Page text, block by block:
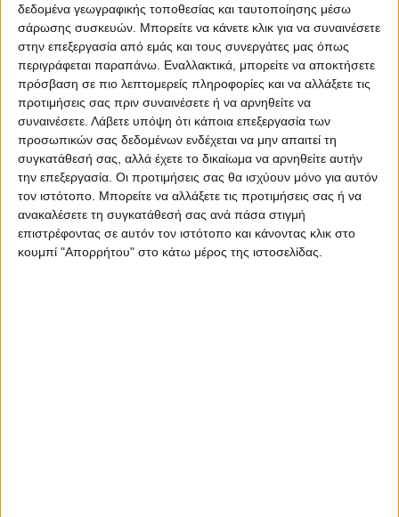
δεδομένα γεωγραφικής τοποθεσίας και ταυτοποίησης μέσω
σάρωσης συσκευών. Μπορείτε να κάνετε κλικ για να συναινέσετε
στην επεξεργασία από εμάς και τους συνεργάτες μας όπως
περιγράφεται παραπάνω. Εναλλακτικά, μπορείτε να αποκτήσετε
πρόσβαση σε πιο λεπτομερείς πληροφορίες και να αλλάξετε τις
προτιμήσεις σας πριν συναινέσετε ή να αρνηθείτε να
συναινέσετε. Λάβετε υπόψη ότι κάποια επεξεργασία των
προσωπικών σας δεδομένων ενδέχεται να μην απαιτεί τη
συγκατάθεσή σας, αλλά έχετε το δικαίωμα να αρνηθείτε αυτήν
την επεξεργασία. Οι προτιμήσεις σας θα ισχύουν μόνο για αυτόν
τον ιστότοπο. Μπορείτε να αλλάξετε τις προτιμήσεις σας ή να
ανακαλέσετε τη συγκατάθεσή σας ανά πάσα στιγμή
επιστρέφοντας σε αυτόν τον ιστότοπο και κάνοντας κλικ στο
κουμπί "Απορρήτου" στο κάτω μέρος της ιστοσελίδας.
οικογενειών του Βλοχού
στον πρωθυπουργό
κρότος ακούστηκε σε όλη
την πόλη
ΝΕΟΣ ΑΓΩΝ
https://neosagon.gr
Η Αρχαιότερη Καθημερινή Πρωινή Εφημερίδα της Καρδίτσας